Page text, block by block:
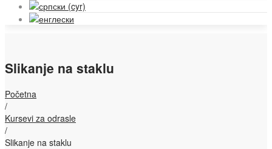
Slikanje na staklu
Početna
/
Kursevi za odrasle
/
Slikanje na staklu